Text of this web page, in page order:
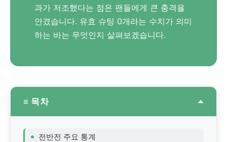
과가 저조했다는 점은 팬들에게 큰 충격을
안겼습니다. 유효 슈팅 0개라는 수치가 의미
하는 바는 무엇인지 살펴보겠습니다.
≡ 목차
전반전 주요 통계